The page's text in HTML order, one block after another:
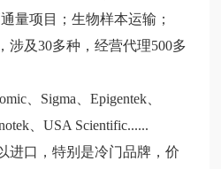
量项目；生物样本运输；
涉及30多种，经营代理500多
Sigma 、Epigentek
、USA Scientific......
进口，特别是冷门品牌，价